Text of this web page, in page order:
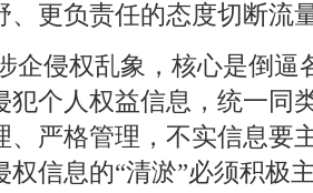
、更负责任的态度切断流
企侵权乱象，核心是倒逼
犯个人权益信息，统一同
、严格管理，不实信息要
权信息的“清淤”必须积极